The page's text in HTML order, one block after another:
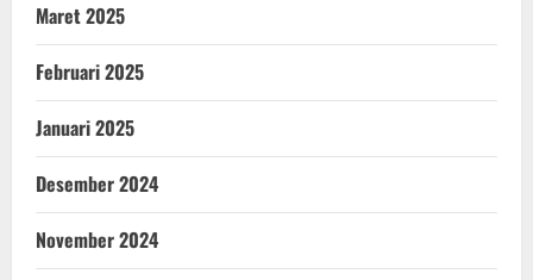
Maret 2025
Februari 2025
Januari 2025
Desember 2024
November 2024